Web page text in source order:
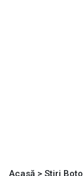
Acasă > Stiri